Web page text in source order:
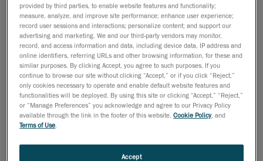
積層造形工程では、部品を層ごとに3Dプリントして
いきます。しかし、各層の強度はすべて同じになると
は限りません。技術者は、理論上は形作られていく層
ごとに検査することはできるものの、実際に行うには
手間がかかり、非効率的で人為的ミスを招く恐れもあ
ります。
積層造形工程の検査チームは、3Dプリントで製作し
た各部品が、本来の設計意図と期待される許容誤差の
認できるソリューションを必要としています。
provided by third parties, to enable website features and functionality;
measure, analyze, and improve site performance; enhance user experience;
record user sessions and interactions; personalize content; and support our
advertising and marketing. We and our third-party vendors may monitor,
record, and access information and data, including device data, IP address and
online identifiers, referring URLs and other browsing information, for these and
similar purposes. By clicking Accept, you agree to such purposes. If you
continue to browse our site without clicking “Accept,” or if you click “Reject,”
only cookies necessary to operate and enable default website features and
functionalities will be deployed. By using this site or clicking “Accept,” “Reject,”
or “Manage Preferences” you acknowledge and agree to our Privacy Policy
available through the link in the footer of this website,Cookie Policy, and
Terms of Use.
Accept